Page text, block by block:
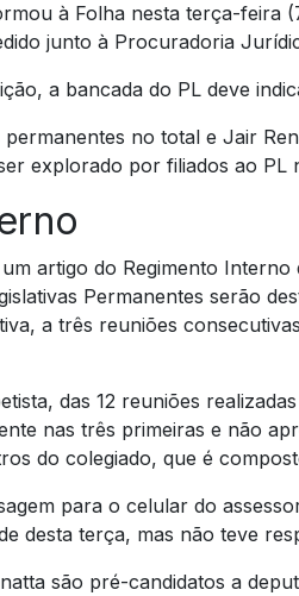
à Folha nesta terça-feira
junto à Procuradoria
a bancada do PL deve
permanentes no total e Jair
explorado por filiados ao PL
artigo do Regimento Interno
Permanentes serão
a três reuniões
das 12 reuniões
nas três primeiras e não
do colegiado, que é
para o celular do
desta terça, mas não teve
são pré-candidatos a